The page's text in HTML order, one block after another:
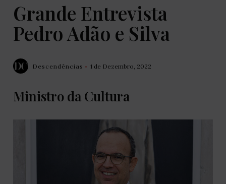
Grande Entrevista
Pedro Adão e Silva
Descendências 1 de Dezembro, 2022
Ministro da Cultura